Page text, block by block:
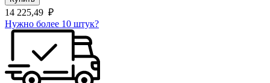
14 225,49 ₽
Нужно более 10 штук?